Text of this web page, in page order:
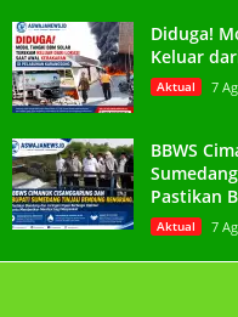
Diduga!
Keluar
Aktual 7
BBWS
Pastikan
Aktual 7